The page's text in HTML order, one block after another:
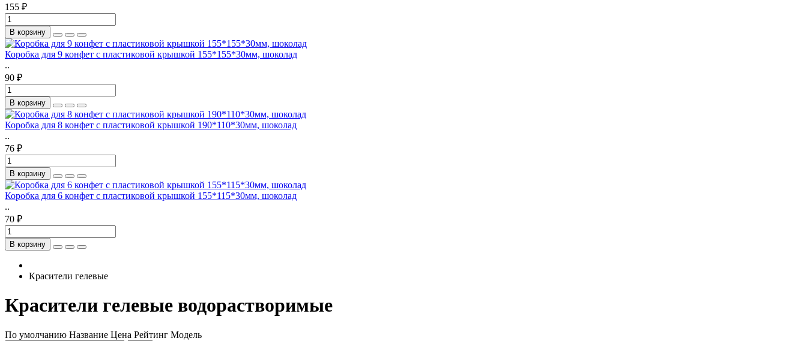
155 ₽
В корзину
Коробка для 9 конфет с пластиковой крышкой 155*155*30мм, шоколад
..
90 ₽
В корзину
Коробка для 8 конфет с пластиковой крышкой 190*110*30мм, шоколад
..
76 ₽
В корзину
Коробка для 6 конфет с пластиковой крышкой 155*115*30мм, шоколад
..
70 ₽
В корзину
Красители гелевые
Красители гелевые водорастворимые
По умолчанию Название Цена Рейтинг Модель